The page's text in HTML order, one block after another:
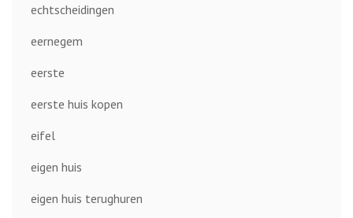
echtscheidingen
eernegem
eerste
eerste huis kopen
eifel
eigen huis
eigen huis terughuren